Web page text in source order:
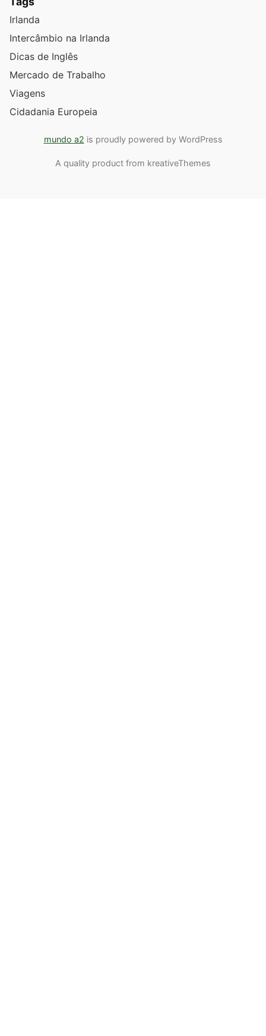
Irlanda
Intercâmbio na Irlanda
Dicas de Inglês
Mercado de Trabalho
Viagens
Cidadania Europeia
mundo a2 is proudly powered by WordPress
A quality product from kreativeThemes